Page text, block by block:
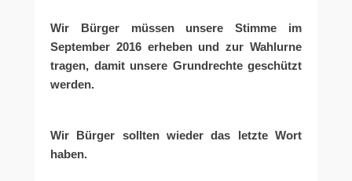
Wir Bürger müssen unsere Stimme im
September 2016 erheben und zur Wahlurne
tragen, damit unsere Grundrechte geschützt
werden.
Wir Bürger sollten wieder das letzte Wort
haben.